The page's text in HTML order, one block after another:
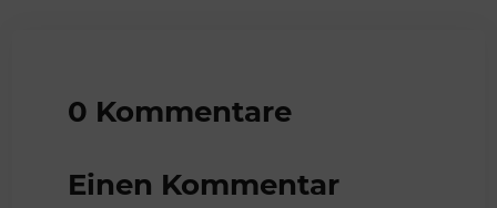
0 Kommentare
Einen Kommentar